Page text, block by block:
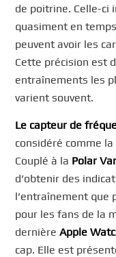
de poitrine. Celle-ci
quasiment en
peuvent avoir les
Cette précision est
entraînements les
varient souvent.
Le capteur de
considéré comme
Couplé à la Polar
d’obtenir des
l’entraînement que
pour les fans de la
dernièreApple
cap. Elle est